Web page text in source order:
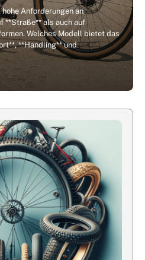
Anforderungen an
**Straße** als auch auf
Welches Modell bietet das
**Handling** und